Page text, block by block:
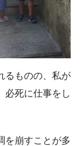
るものの、私が
必死に仕事をし
を崩すことが多